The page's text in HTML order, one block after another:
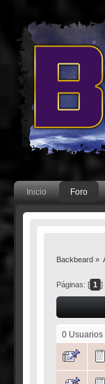
Inicio Foro
Backbeard»
Páginas: [ 1 ]
0 Usuarios